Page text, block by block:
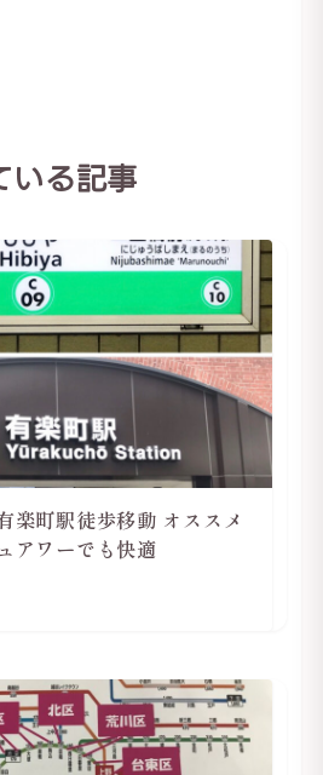
いる記事
楽町駅徒歩移動 オススメ
アワーでも快適